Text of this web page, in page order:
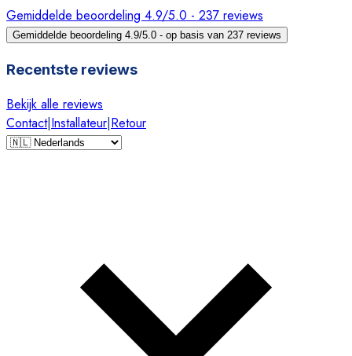
Gemiddelde beoordeling 4.9/5.0 - 237 reviews
Gemiddelde beoordeling 4.9/5.0 - op basis van 237 reviews
Recentste reviews
Bekijk alle reviews
Contact|Installateur|Retour